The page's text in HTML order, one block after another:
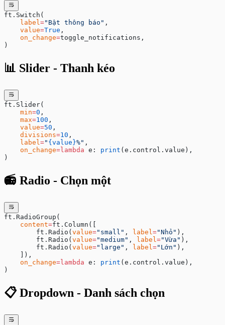
ft.Switch(
    label
="Bật thông báo" ,
    value
=True ,
    on_change
=toggle_notifications,
)
📊 Slider - Thanh kéo
ft.Slider(
    min
=0 ,
    max
=100 ,
    value
=50 ,
    divisions
=10 ,
    label
=" {value}%" ,
    on_change
=lambda e: print (e.control.value),
)
📻 Radio - Chọn một
ft.RadioGroup(
    content
=ft.Column([
        ft.Radio(
value="small" , label="Nhỏ" ),
        ft.Radio(
value="medium" , label="Vừa" ),
        ft.Radio(
value="large" , label="Lớn" ),
    ]),
    on_change
=lambda e: print (e.control.value),
)
📋 Dropdown - Danh sách chọn